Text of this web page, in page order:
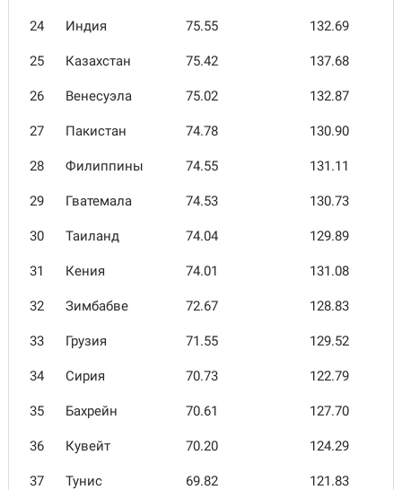
24 Индия 75.55 132.69
25 Казахстан 75.42 137.68
26 Венесуэла 75.02 132.87
27 Пакистан 74.78 130.90
28 Филиппины 74.55 131.11
29 Гватемала 74.53 130.73
30 Таиланд 74.04 129.89
31 Кения 74.01 131.08
32 Зимбабве 72.67 128.83
33 Грузия 71.55 129.52
34 Сирия 70.73 122.79
35 Бахрейн 70.61 127.70
36 Кувейт 70.20 124.29
37 Тунис 69.82 121.83